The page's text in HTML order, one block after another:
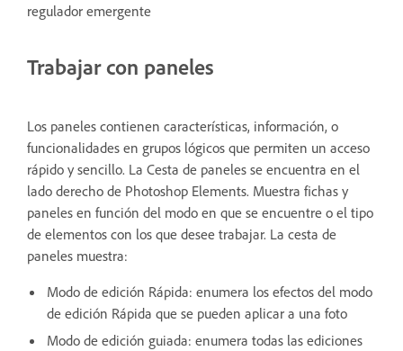
regulador emergente
Trabajar con paneles
Los paneles contienen características, información, o
funcionalidades en grupos lógicos que permiten un acceso
rápido y sencillo. La Cesta de paneles se encuentra en el
lado derecho de Photoshop Elements. Muestra fichas y
paneles en función del modo en que se encuentre o el tipo
de elementos con los que desee trabajar. La cesta de
paneles muestra:
Modo de edición Rápida: enumera los efectos del modo
de edición Rápida que se pueden aplicar a una foto
Modo de edición guiada: enumera todas las ediciones